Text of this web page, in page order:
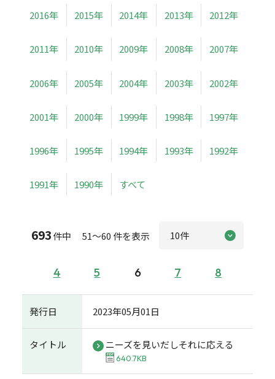
2016年 2015年 2014年 2013年 2012年
2011年 2010年 2009年 2008年 2007年
2006年 2005年 2004年 2003年 2002年
2001年 2000年 1999年 1998年 1997年
1996年 1995年 1994年 1993年 1992年
1991年 1990年 すべて
693件中 51～60 件を表示
4 5 6 7 8
発行日 2023年05月01日
タイトル ニーズを見いだしそれに応える
640.7KB